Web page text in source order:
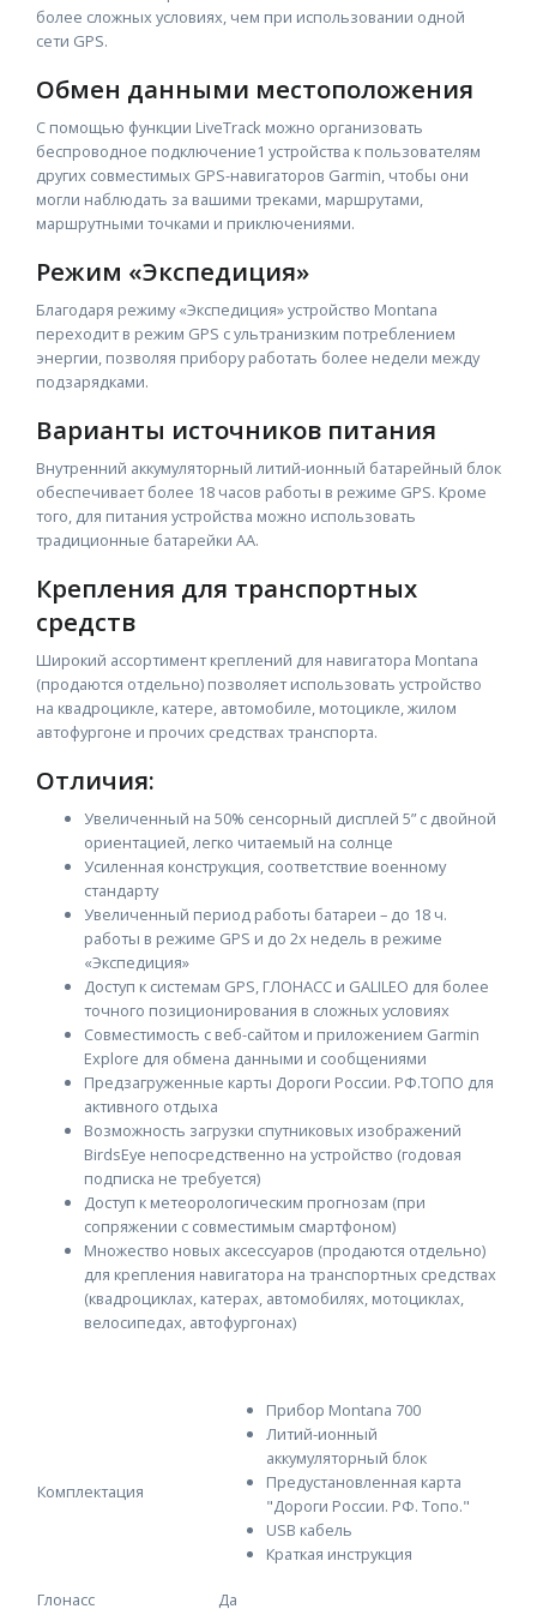
более сложных условиях, чем при использовании одной
сети GPS.
Обмен данными местоположения
С помощью функции LiveTrack можно организовать
беспроводное подключение1 устройства к пользователям
других совместимых GPS-навигаторов Garmin, чтобы они
могли наблюдать за вашими треками, маршрутами,
маршрутными точками и приключениями.
Режим «Экспедиция»
Благодаря режиму «Экспедиция» устройство Montana
переходит в режим GPS с ультранизким потреблением
энергии, позволяя прибору работать более недели между
подзарядками.
Варианты источников питания
Внутренний аккумуляторный литий-ионный батарейный блок
обеспечивает более 18 часов работы в режиме GPS. Кроме
того, для питания устройства можно использовать
традиционные батарейки AA.
Крепления для транспортных
средств
Широкий ассортимент креплений для навигатора Montana
(продаются отдельно) позволяет использовать устройство
на квадроцикле, катере, автомобиле, мотоцикле, жилом
автофургоне и прочих средствах транспорта.
Отличия:
Увеличенный на 50% сенсорный дисплей 5” с двойной
ориентацией, легко читаемый на солнце
Усиленная конструкция, соответствие военному
стандарту
Увеличенный период работы батареи – до 18 ч.
работы в режиме GPS и до 2х недель в режиме
«Экспедиция»
Доступ к системам GPS, ГЛОНАСС и GALILEO для более
точного позиционирования в сложных условиях
Совместимость с веб-сайтом и приложением Garmin
Explore для обмена данными и сообщениями
Предзагруженные карты Дороги России. РФ.ТОПО для
активного отдыха
Возможность загрузки спутниковых изображений
BirdsEye непосредственно на устройство (годовая
подписка не требуется)
Доступ к метеорологическим прогнозам (при
сопряжении с совместимым смартфоном)
Множество новых аксессуаров (продаются отдельно)
для крепления навигатора на транспортных средствах
(квадроциклах, катерах, автомобилях, мотоциклах,
велосипедах, автофургонах)
Комплектация
Прибор Montana 700
Литий-ионный
аккумуляторный блок
Предустановленная карта
"Дороги России. РФ. Топо."
USB кабель
Краткая инструкция
Глонасс
Да